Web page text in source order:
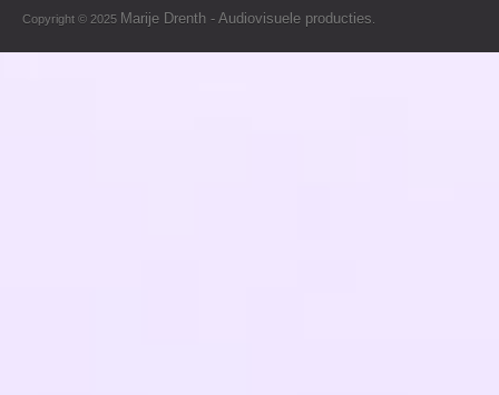
Copyright © 2025 Marije Drenth - Audiovisuele producties